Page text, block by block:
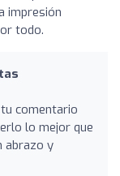
impresión
todo.
comentario
lo mejor que
abrazo y